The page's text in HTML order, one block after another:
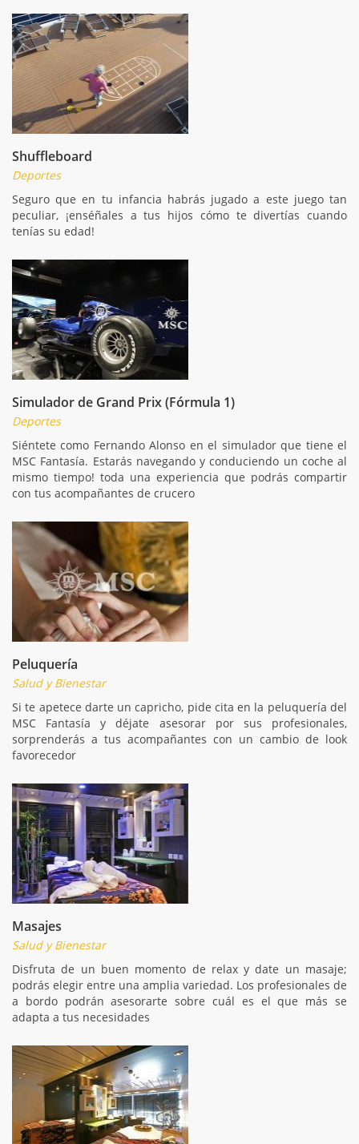
Shuffleboard
Deportes
Seguro que en tu infancia habrás jugado a este juego tan
peculiar, ¡enséñales a tus hijos cómo te divertías cuando
tenías su edad!
Simulador de Grand Prix (Fórmula 1)
Deportes
Siéntete como Fernando Alonso en el simulador que tiene el
MSC Fantasía. Estarás navegando y conduciendo un coche al
mismo tiempo! toda una experiencia que podrás compartir
con tus acompañantes de crucero
Peluquería
Salud y Bienestar
Si te apetece darte un capricho, pide cita en la peluquería del
MSC Fantasía y déjate asesorar por sus profesionales,
sorprenderás a tus acompañantes con un cambio de look
favorecedor
Masajes
Salud y Bienestar
Disfruta de un buen momento de relax y date un masaje;
podrás elegir entre una amplia variedad. Los profesionales de
a bordo podrán asesorarte sobre cuál es el que más se
adapta a tus necesidades